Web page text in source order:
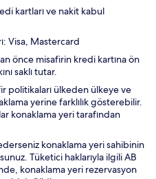
kartları ve nakit kabul
Visa, Mastercard
önce misafirin kredi kartına ön
saklı tutar.
politikaları ülkeden ülkeye ve
yerine farklılık gösterebilir.
konaklama yeri tarafından
konaklama yeri sahibinin
Tüketici haklarıyla ilgili AB
konaklama yeri rezervasyon